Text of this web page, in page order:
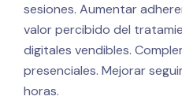
sesiones. Aumentar
valor percibido del
digitales vendibles.
presenciales. Mejorar
horas.